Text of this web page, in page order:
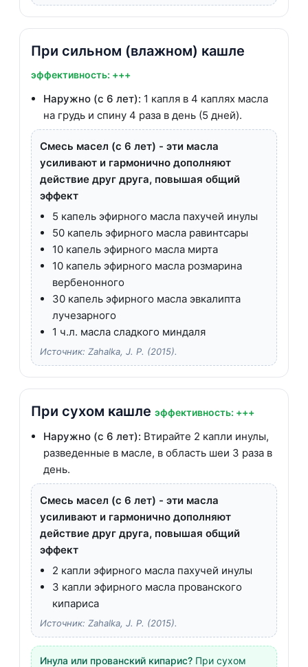
При сильном (влажном) кашле
эффективность: +++
Наружно (с 6 лет): 1 капля в 4 каплях масла
на грудь и спину 4 раза в день (5 дней).
Смесь масел (с 6 лет) - эти масла
усиливают и гармонично дополняют
действие друг друга, повышая общий
эффект
5 капель эфирного масла пахучей инулы
50 капель эфирного масла равинтсары
10 капель эфирного масла мирта
10 капель эфирного масла розмарина
вербенонного
30 капель эфирного масла эвкалипта
лучезарного
1 ч.л. масла сладкого миндаля
Источник: Zahalka, J. P. (2015).
При сухом кашле эффективность: +++
Наружно (с 6 лет): Втирайте 2 капли инулы,
разведенные в масле, в область шеи 3 раза в
день.
Смесь масел (с 6 лет) - эти масла
усиливают и гармонично дополняют
действие друг друга, повышая общий
эффект
2 капли эфирного масла пахучей инулы
3 капли эфирного масла прованского
кипариса
Источник: Zahalka, J. P. (2015).
Инула или прованский кипарис? При сухом